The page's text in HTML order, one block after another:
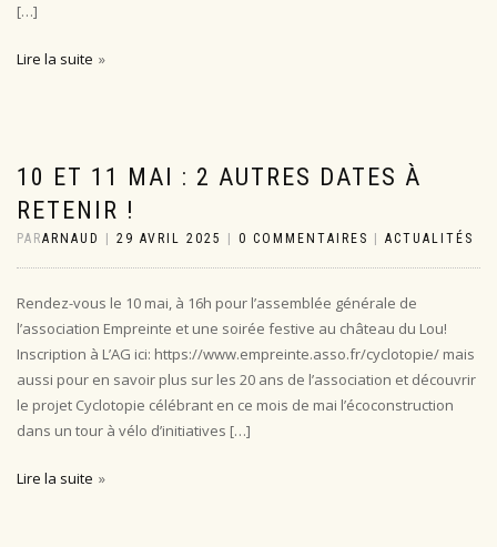
[…]
Lire la suite
10 ET 11 MAI : 2 AUTRES DATES À
RETENIR !
PARARNAUD 29 AVRIL 2025 0 COMMENTAIRES ACTUALITÉS
Rendez-vous le 10 mai, à 16h pour l’assemblée générale de
l’association Empreinte et une soirée festive au château du Lou!
Inscription à L’AG ici: https://www.empreinte.asso.fr/cyclotopie/ mais
aussi pour en savoir plus sur les 20 ans de l’association et découvrir
le projet Cyclotopie célébrant en ce mois de mai l’écoconstruction
dans un tour à vélo d’initiatives […]
Lire la suite